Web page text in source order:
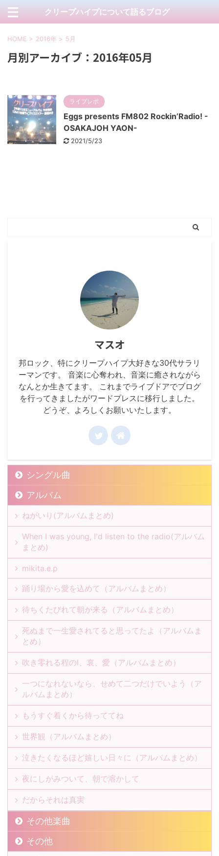
クリープハイプについて語るブログ
HOME > 2016年 > 5月
月別アーカイブ：2016年05月
ライブレポ
Eggs presents FM802 Rockin’Radio! -
OSAKAJOH YAON-
2021/5/23
マスオ
邦ロック、特にクリープハイプ大好きな30代サラリ
ーマンです。 音楽に心奪われ、音楽に癒されながら
なんとか生きてます。 これまでライブドアでブログ
を行ってきましたがワードプレスに移行しました。
どうぞ、よろしくお願いいたします。
シングル曲
アルバム
ねがいり(アルバムまとめ)
When I was young, I'd listen to the radio(アルバム
まとめ)
mikita.e.p
踊り場から愛を込めて（アルバムまとめ）
待ちくたびれて朝が来る（アルバムまとめ）
死ぬまで一生愛されてると思ってたよ（アルバムま
とめ）
吹き零れる程のI、哀、愛（アルバムまとめ）
一つになれないなら、せめて二つだけでいよう（ア
ルバムまとめ）
もうすぐ着くから待っててね
世界観（アルバムまとめ）
泣きたくなるほど嬉しい日々に（アルバムまとめ）
夜にしがみついて、朝で溶かして
だからそれは真実
その他楽曲
その他